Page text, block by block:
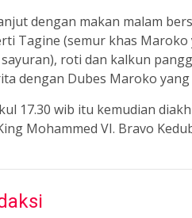
dengan makan malam
Tagine (semur khas
roti dan kalkun
dengan Dubes Maroko
17.30 wib itu kemudian
Mohammed VI. Bravo